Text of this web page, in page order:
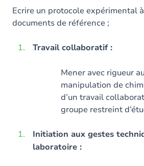
Ecrire un protocole expérimental
documents de référence ;
Travail collaboratif :
Mener avec rigueur
manipulation de
d’un travail
groupe restreint
Initiation aux gestes
laboratoire :